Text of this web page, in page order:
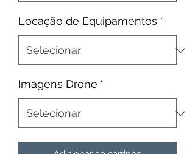
Locação de Equipamentos *
Imagens Drone *